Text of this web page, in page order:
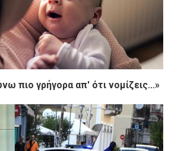
πιο γρήγορα απ' ότι νομίζεις...»